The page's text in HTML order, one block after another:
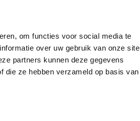
om functies voor social media te
over uw gebruik van onze site
partners kunnen deze gegevens
die ze hebben verzameld op basis van